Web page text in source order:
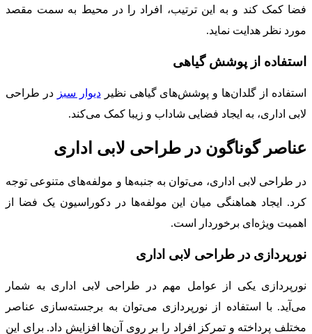
فضا کمک کند و به این ترتیب، افراد را در محیط به سمت مقصد
مورد نظر هدایت نماید.
استفاده از پوشش گیاهی
استفاده از گلدان‌ها و پوشش‌های گیاهی نظیردیوار سبز در طراحی
لابی اداری، به ایجاد فضایی شاداب و زیبا کمک می‌کند.
عناصر گوناگون در طراحی لابی اداری
در طراحی لابی اداری، می‌توان به جنبه‌ها و مولفه‌های متنوعی توجه
کرد. ایجاد هماهنگی میان این مولفه‌ها در دکوراسیون یک فضا از
اهمیت ویژه‌ای برخوردار است.
نورپردازی در طراحی لابی اداری
نورپردازی یکی از عوامل مهم در طراحی لابی اداری به شمار
می‌آید. با استفاده از نورپردازی می‌توان به برجسته‌سازی عناصر
مختلف پرداخته و تمرکز افراد را بر روی آن‌ها افزایش داد. برای این